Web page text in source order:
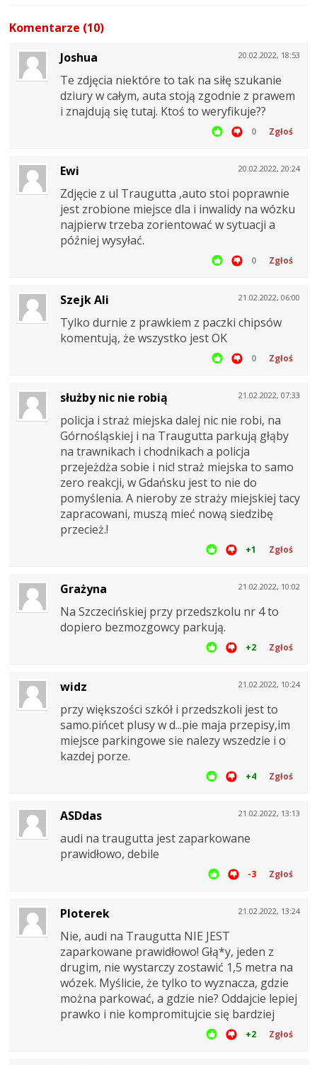
Komentarze (10)
20.02.2022, 18:53
Joshua
Te zdjęcia niektóre to tak na siłę szukanie
dziury w całym, auta stoją zgodnie z prawem
i znajdują się tutaj. Ktoś to weryfikuje??
0 Zgłoś
20.02.2022, 20:24
Ewi
Zdjęcie z ul Traugutta ,auto stoi poprawnie
jest zrobione miejsce dla i inwalidy na wózku
najpierw trzeba zorientować w sytuacji a
później wysyłać.
0 Zgłoś
21.02.2022, 06:00
Szejk Ali
Tylko durnie z prawkiem z paczki chipsów
komentują, że wszystko jest OK
0 Zgłoś
21.02.2022, 07:33
służby nic nie robią
policja i straż miejska dalej nic nie robi, na
Górnośląskiej i na Traugutta parkują głąby
na trawnikach i chodnikach a policja
przejeżdża sobie i nic! straż miejska to samo
zero reakcji, w Gdańsku jest to nie do
pomyślenia. A nieroby ze straży miejskiej tacy
zapracowani, muszą mieć nową siedzibę
przecież.!
+1 Zgłoś
21.02.2022, 10:02
Grażyna
Na Szczecińskiej przy przedszkolu nr 4 to
dopiero bezmozgowcy parkują.
+2 Zgłoś
21.02.2022, 10:24
widz
przy większości szkół i przedszkoli jest to
samo.pińcet plusy w d...pie maja przepisy,im
miejsce parkingowe sie nalezy wszedzie i o
kazdej porze.
+4 Zgłoś
21.02.2022, 13:13
ASDdas
audi na traugutta jest zaparkowane
prawidłowo, debile
-3 Zgłoś
21.02.2022, 13:24
Ploterek
Nie, audi na Traugutta NIE JEST
zaparkowane prawidłowo! Głą*y, jeden z
drugim, nie wystarczy zostawić 1,5 metra na
wózek. Myślicie, że tylko to wyznacza, gdzie
można parkować, a gdzie nie? Oddajcie lepiej
prawko i nie kompromitujcie się bardziej
+2 Zgłoś